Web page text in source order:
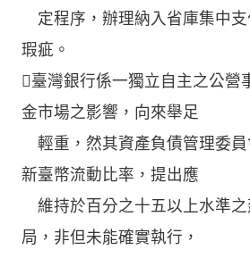
定程序，辦理納入省庫集中
瑕疵。
臺灣銀行係一獨立自主之公營
金市場之影響，向來舉足
輕重，然其資產負債管理委
新臺幣流動比率，提出應
維持於百分之十五以上水準
局，非但未能確實執行，